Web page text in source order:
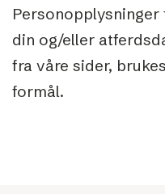
din og/eller
fra våre sider,
formål.